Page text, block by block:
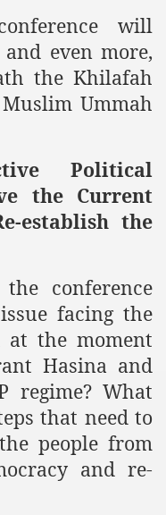
will
even more,
the Khilafah
Ummah
Political
the Current
establish the
conference
facing the
at the moment
Hasina and
regime? What
that need to
people from
and re-